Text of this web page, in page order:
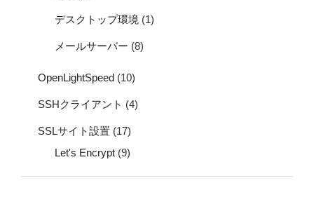
デスクトップ環境 (1)
メールサーバー (8)
OpenLightSpeed (10)
SSHクライアント (4)
SSLサイト設置 (17)
Let's Encrypt (9)